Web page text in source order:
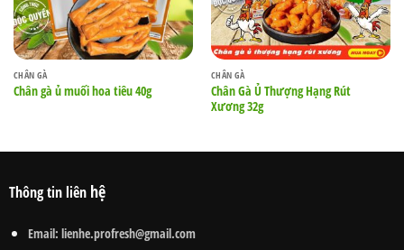
CHÂN GÀ
Chân gà ủ muối hoa tiêu 40g
CHÂN GÀ
Chân Gà Ủ Thượng Hạng Rút
Xương 32g
Thông tin liên hệ
Email: lienhe.profresh@gmail.com